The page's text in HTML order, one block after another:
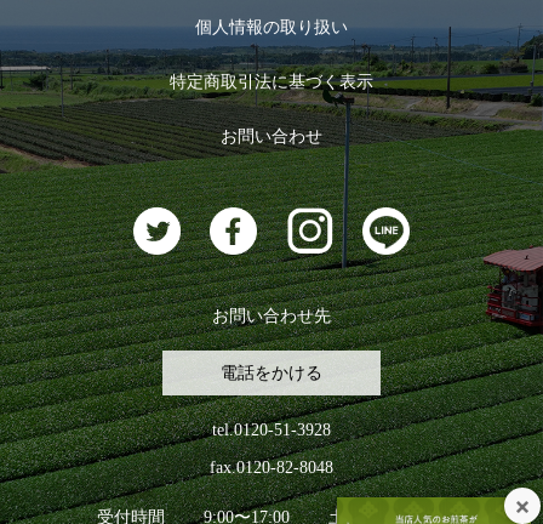
お茶のギフト
おすすめのお茶
お茶に合うスイーツ
ログイン
ログアウト
個人情報の取り扱い
特定商取引法に基づく表示
お問い合わせ
お問い合わせ先
電話をかける
tel.0120-51-3928
fax.0120-82-8048
受付時間 9:00〜17:00 土日祝日を除く